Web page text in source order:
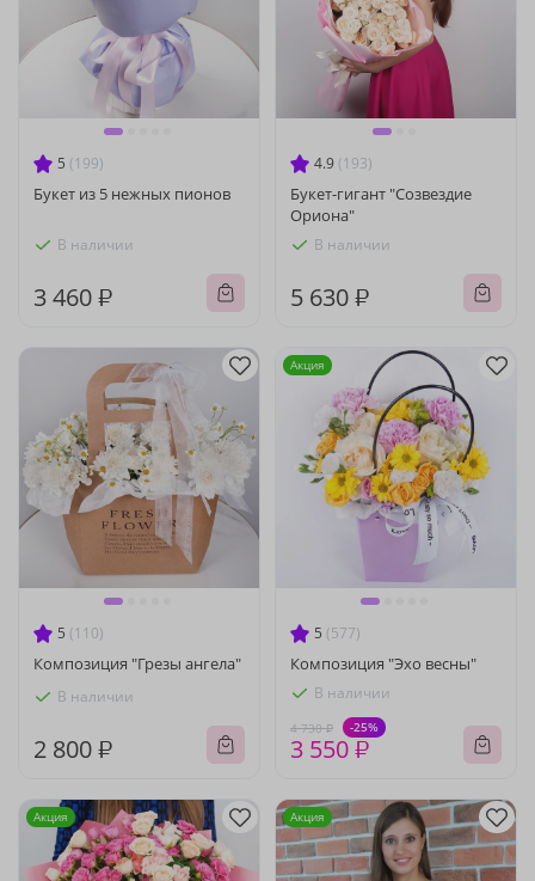
5 (199)
Букет из 5 нежных пионов
В наличии
3 460 ₽
4.9 (193)
Букет-гигант "Созвездие
Ориона"
В наличии
5 630 ₽
5 (110)
Композиция "Грезы ангела"
В наличии
2 800 ₽
5 (577)
Композиция "Эхо весны"
В наличии
4 730 ₽ -25%
3 550 ₽
Акция
Акция Акция